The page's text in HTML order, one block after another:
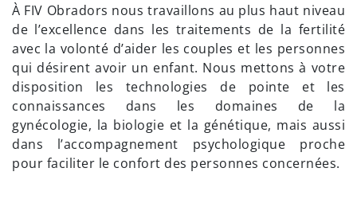
À FIV Obradors nous travaillons au plus haut niveau
de l’excellence dans les traitements de la fertilité
avec la volonté d’aider les couples et les personnes
qui désirent avoir un enfant. Nous mettons à votre
disposition les technologies de pointe et les
connaissances dans les domaines de la
gynécologie, la biologie et la génétique, mais aussi
dans l’accompagnement psychologique proche
pour faciliter le confort des personnes concernées.